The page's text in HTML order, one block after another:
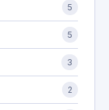
5
5
3
2